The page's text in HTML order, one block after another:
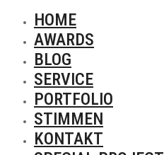
HOME
AWARDS
BLOG
SERVICE
PORTFOLIO
STIMMEN
KONTAKT